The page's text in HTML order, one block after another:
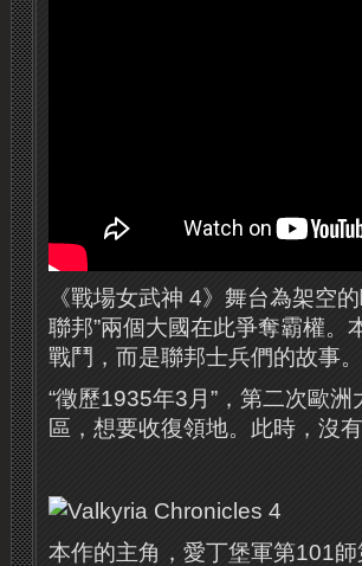
《戰場女武神 4》舞台為架空
聯邦”兩個大國在此爭奪霸權。
戰鬥，而是聯邦士兵們的故事。
“徵歷1935年3月”，第二次歐
區，想要收復領地。此時，沒
本作的主角，愛丁堡軍第101